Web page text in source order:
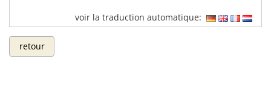
voir la traduction automatique:
retour